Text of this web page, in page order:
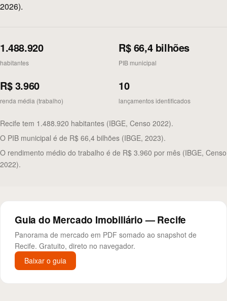
2026).
1.488.920
habitantes
R$ 66,4 bilhões
PIB municipal
R$ 3.960
renda média (trabalho)
10
lançamentos identificados
Recife tem 1.488.920 habitantes (IBGE, Censo 2022).
O PIB municipal é de R$ 66,4 bilhões (IBGE, 2023).
O rendimento médio do trabalho é de R$ 3.960 por mês (IBGE, Censo
2022).
Guia do Mercado Imobiliário — Recife
Panorama de mercado em PDF somado ao snapshot de
Recife. Gratuito, direto no navegador.
Baixar o guia